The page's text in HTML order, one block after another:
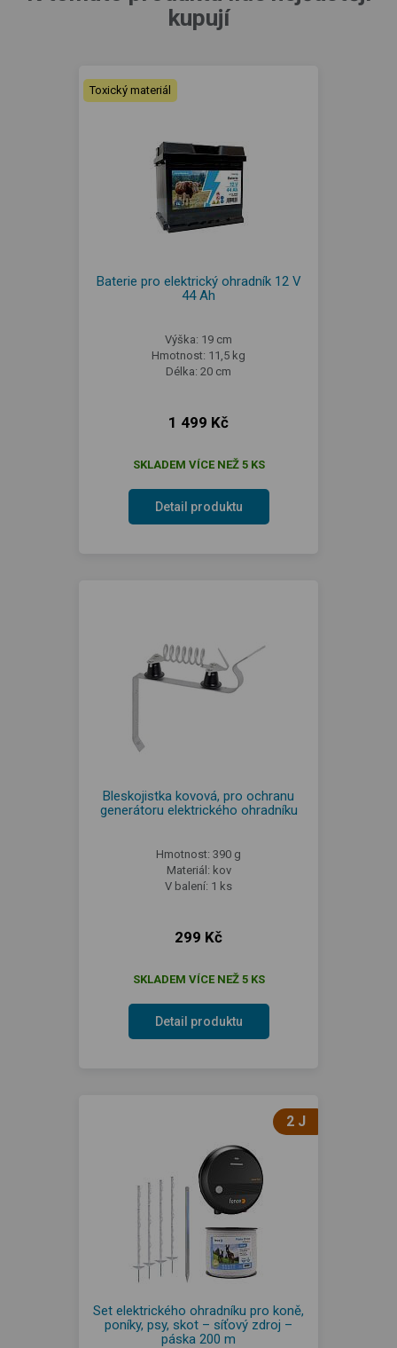
kupují
Toxický materiál
Baterie pro elektrický ohradník 12 V
44 Ah
Výška: 19 cm
Hmotnost: 11,5 kg
Délka: 20 cm
1 499 Kč
SKLADEM VÍCE NEŽ 5 KS
Detail produktu
Bleskojistka kovová, pro ochranu
generátoru elektrického ohradníku
Hmotnost: 390 g
Materiál: kov
V balení: 1 ks
299 Kč
SKLADEM VÍCE NEŽ 5 KS
Detail produktu
2 J
Set elektrického ohradníku pro koně,
poníky, psy, skot – síťový zdroj –
páska 200 m